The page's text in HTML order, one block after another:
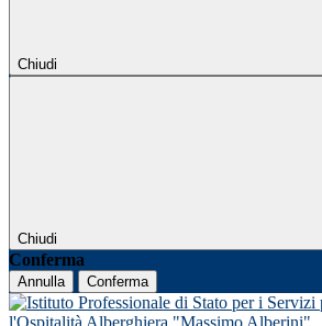
Chiudi
Chiudi
Conferma
Annulla Conferma